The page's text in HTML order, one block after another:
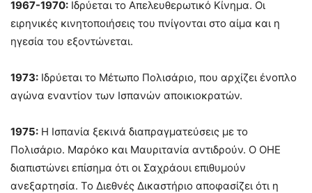
1967-1970: Ιδρύεται το Απελευθερωτικό Κίνημα. Οι
ειρηνικές κινητοποιήσεις του πνίγονται στο αίμα και η
ηγεσία του εξοντώνεται.
1973: Ιδρύεται το Μέτωπο Πολισάριο, που αρχίζει ένοπλο
αγώνα εναντίον των Ισπανών αποικιοκρατών.
1975: Η Ισπανία ξεκινά διαπραγματεύσεις με το
Πολισάριο. Μαρόκο και Μαυριτανία αντιδρούν. Ο ΟΗΕ
διαπιστώνει επίσημα ότι οι Σαχράουι επιθυμούν
ανεξαρτησία. Το Διεθνές Δικαστήριο αποφασίζει ότι η